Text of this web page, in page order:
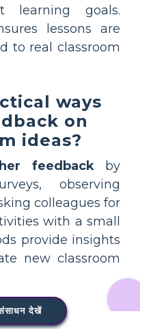
learning goals.
lessons are
to real classroom
ways
on
ideas?
feedbackby
observing
colleagues for
with a small
provide insights
new classroom
देखें